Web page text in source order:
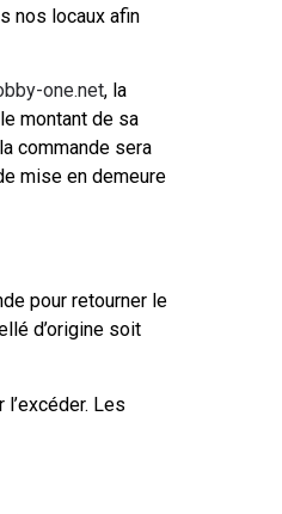
nos locaux afin
one.net, la
montant de sa
commande sera
mise en demeure
pour retourner le
d’origine soit
Les